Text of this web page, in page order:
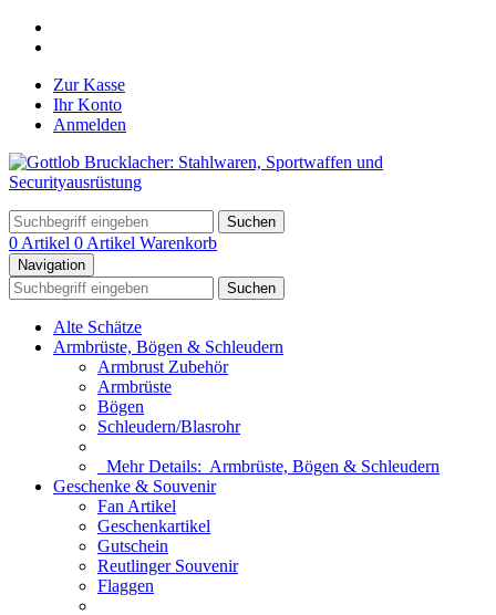
Zur Kasse
Ihr Konto
Anmelden
Suchen
0 Artikel 0 Artikel Warenkorb
Navigation
Suchen
Alte Schätze
Armbrüste, Bögen & Schleudern
Armbrust Zubehör
Armbrüste
Bögen
Schleudern/Blasrohr
Mehr Details: Armbrüste, Bögen & Schleudern
Geschenke & Souvenir
Fan Artikel
Geschenkartikel
Gutschein
Reutlinger Souvenir
Flaggen